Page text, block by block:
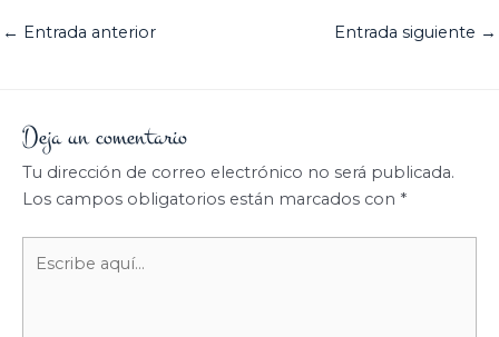
← Entrada anterior Entrada siguiente →
Deja un comentario
Tu dirección de correo electrónico no será publicada.
Los campos obligatorios están marcados con *
aquí...